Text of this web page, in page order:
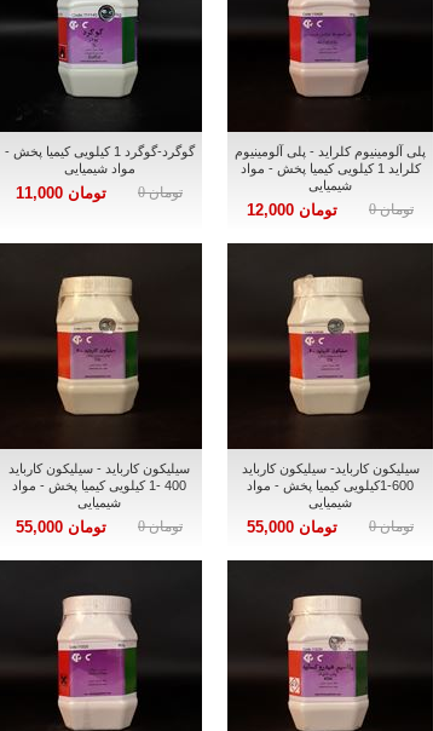
پلی آلومینیوم کلراید - پلی آلومینیوم
کلراید 1 کیلویی کیمیا پخش - مواد
شیمیایی
تومان 0 تومان 12,000
گوگرد-گوگرد 1 کیلویی کیمیا پخش -
مواد شیمیایی
تومان 0 تومان 11,000
سیلیکون کارباید- سیلیکون کارباید
600-1کیلویی کیمیا پخش - مواد
شیمیایی
تومان 0 تومان 55,000
سیلیکون کارباید - سیلیکون کارباید
400 -1 کیلویی کیمیا پخش - مواد
شیمیایی
تومان 0 تومان 55,000